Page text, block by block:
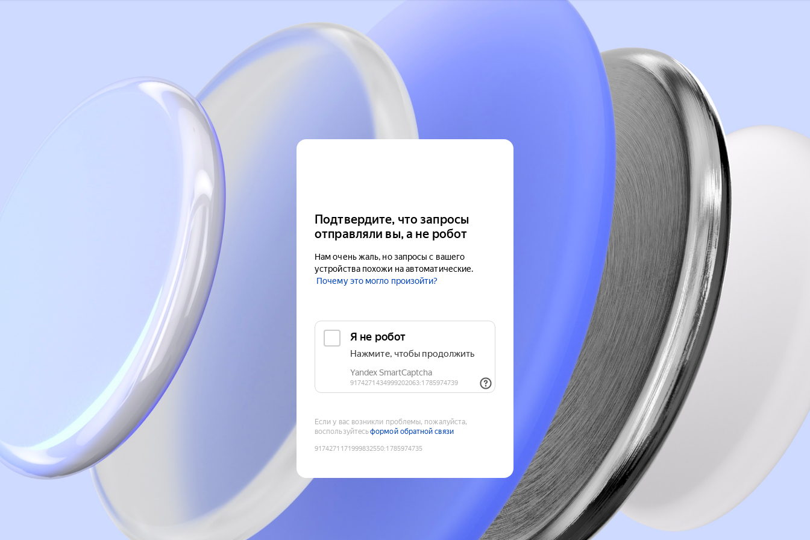
Подтвердите, что запросы
отправляли вы, а не робот
Нам очень жаль, но запросы с вашего
устройства похожи на автоматические.
Почему это могло произойти?
Если у вас возникли проблемы, пожалуйста,
воспользуйтесьформой обратной связи
9174271171999832550:1785974735